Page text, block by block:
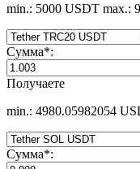
min.: 5000 USDT max.:
Сумма*:
Получаете
min.: 4980.05982054
Сумма*: